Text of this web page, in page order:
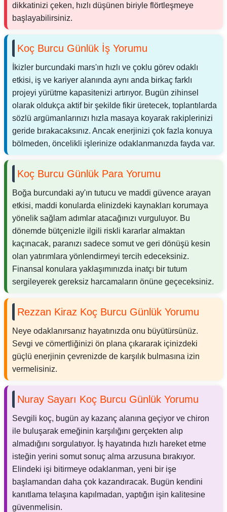
dikkatinizi çeken, hızlı düşünen biriyle flörtleşmeye
başlayabilirsiniz.
Koç Burcu Günlük İş Yorumu
İkizler burcundaki mars'ın hızlı ve çoklu görev odaklı
etkisi, iş ve kariyer alanında aynı anda birkaç farklı
projeyi yürütme kapasitenizi artırıyor. Bugün zihinsel
olarak oldukça aktif bir şekilde fikir üretecek, toplantılarda
sözlü argümanlarınızı hızla masaya koyarak rakiplerinizi
geride bırakacaksınız. Ancak enerjinizi çok fazla konuya
bölmeden, öncelikli işlerinize odaklanmanızda fayda var.
Koç Burcu Günlük Para Yorumu
Boğa burcundaki ay'ın tutucu ve maddi güvence arayan
etkisi, maddi konularda elinizdeki kaynakları korumaya
yönelik sağlam adımlar atacağınızı vurguluyor. Bu
dönemde bütçenizle ilgili riskli kararlar almaktan
kaçınacak, paranızı sadece somut ve geri dönüşü kesin
olan yatırımlara yönlendirmeyi tercih edeceksiniz.
Finansal konulara yaklaşımınızda inatçı bir tutum
sergileyerek gereksiz harcamaların önüne geçeceksiniz.
Rezzan Kiraz Koç Burcu Günlük Yorumu
Neye odaklanırsanız hayatınızda onu büyütürsünüz.
Sevgi ve cömertliğinizi ön plana çıkararak içinizdeki
güçlü enerjinin çevrenizde de karşılık bulmasına izin
vermelisiniz.
Nuray Sayarı Koç Burcu Günlük Yorumu
Sevgili koç, bugün ay kazanç alanına geçiyor ve chiron
ile buluşarak emeğinin karşılığını gerçekten alıp
almadığını sorgulatıyor. İş hayatında hızlı hareket etme
isteğin yerini somut sonuç alma arzusuna bırakıyor.
Elindeki işi bitirmeye odaklanman, yeni bir işe
başlamandan daha çok kazandıracak. Bugün kendini
kanıtlama telaşına kapılmadan, yaptığın işin kalitesine
güvenmelisin.